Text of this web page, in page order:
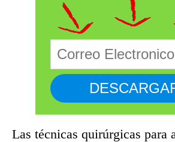
Las técnicas quirúrgicas para